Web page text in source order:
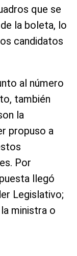
que se
la boleta, lo
candidatos
al número
también
la
propuso a
Por
llegó
Legislativo;
ministra o